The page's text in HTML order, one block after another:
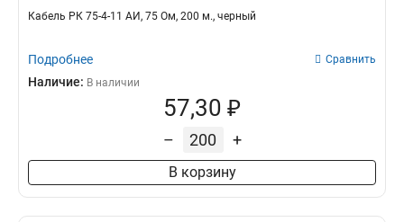
Кабель РК 75-4-11 АИ, 75 Ом, 200 м., черный
Подробнее Сравнить
Наличие: В наличии
57,30 ₽
– +
В корзину